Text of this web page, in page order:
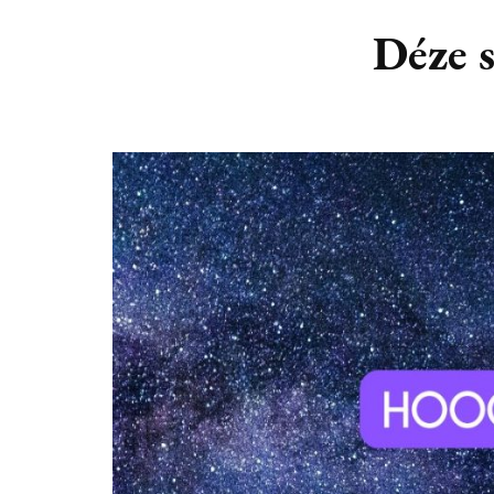
ASTROLOGIE KALENDER
Déze